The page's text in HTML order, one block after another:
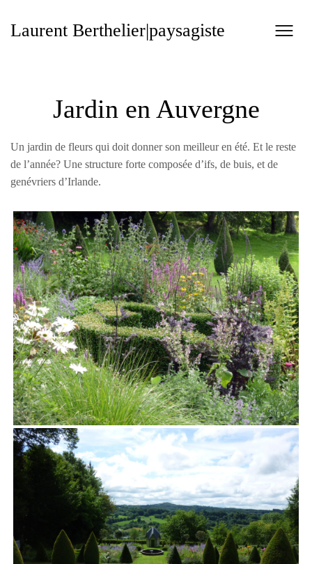
Laurent Berthelier|paysagiste
Jardin en Auvergne
Un jardin de fleurs qui doit donner son meilleur en été. Et le reste
de l’année? Une structure forte composée d’ifs, de buis, et de
genévriers d’Irlande.